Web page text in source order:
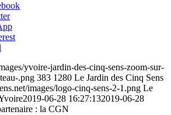
yvoire-jardin-des-cinq-sens-zoom-sur-
.png 383 1280 Le Jardin des Cinq Sens
images/logo-cinq-sens-2-1.png Le
2019-06-28 16:27:132019-06-28
: la CGN